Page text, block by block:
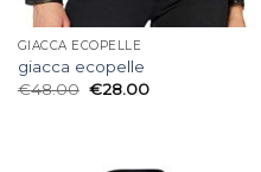
GIACCA ECOPELLE
giacca ecopelle
€48.00 €28.00